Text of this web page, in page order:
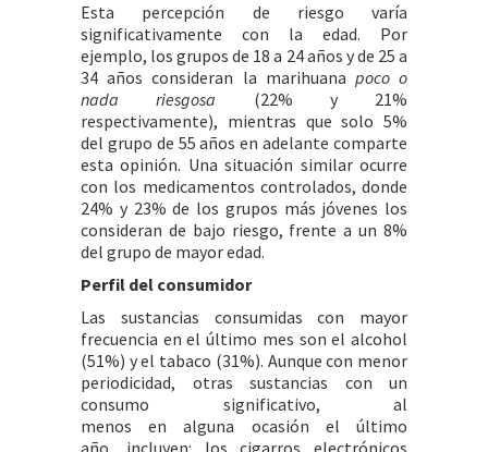
Esta percepción de riesgo varía
significativamente con la edad. Por
ejemplo, los grupos de 18 a 24 años y de 25 a
34 años consideran la marihuana poco o
nada riesgosa (22% y 21%
respectivamente), mientras que solo 5%
del grupo de 55 años en adelante comparte
esta opinión. Una situación similar ocurre
con los medicamentos controlados, donde
24% y 23% de los grupos más jóvenes los
consideran de bajo riesgo, frente a un 8%
del grupo de mayor edad.
Perfil del consumidor
Las sustancias consumidas con mayor
frecuencia en el último mes son el alcohol
(51%) y el tabaco (31%). Aunque con menor
periodicidad, otras sustancias con un
consumo significativo, al
menos en alguna ocasión el último
año, incluyen: los cigarros electrónicos